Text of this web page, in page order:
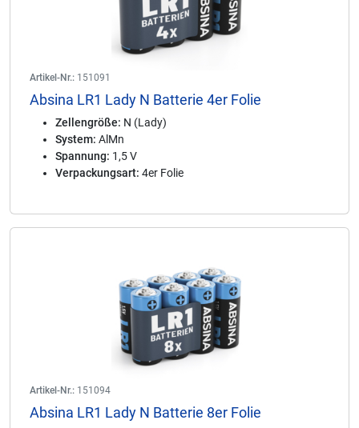
Artikel-Nr.: 151091
Absina LR1 Lady N Batterie 4er Folie
Zellengröße: N (Lady)
System: AlMn
Spannung: 1,5 V
Verpackungsart: 4er Folie
Artikel-Nr.: 151094
Absina LR1 Lady N Batterie 8er Folie